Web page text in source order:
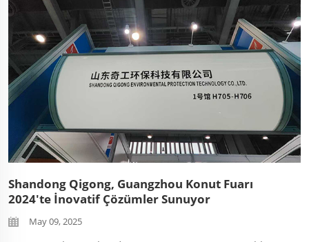
Shandong Qigong, Guangzhou Konut Fuarı
2024'te İnovatif Çözümler Sunuyor
May 09, 2025